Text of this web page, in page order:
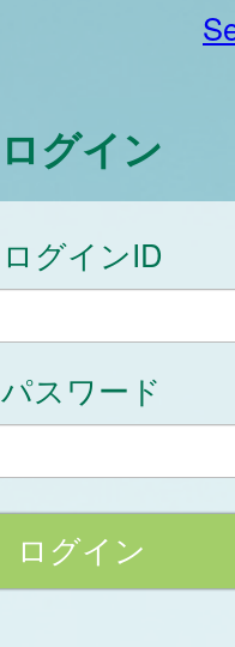
ログイン
ログインID
パスワード